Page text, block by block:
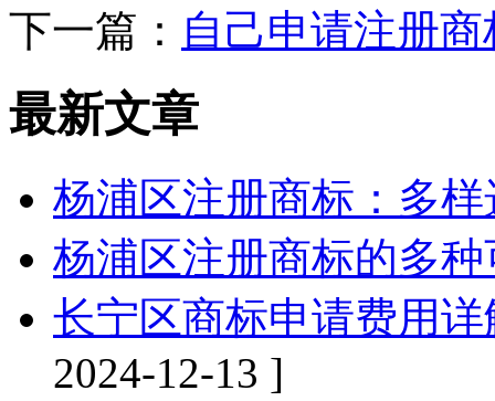
下一篇： 自己申请注册
最新文章
杨浦区注册商标：多
杨浦区注册商标的多
长宁区商标申请费用
2024-12-13 ]